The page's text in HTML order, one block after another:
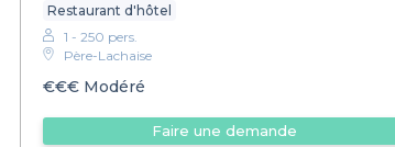
Restaurant d'hôtel
1 - 250 pers.
Père-Lachaise
€€€ Modéré
Faire une demande